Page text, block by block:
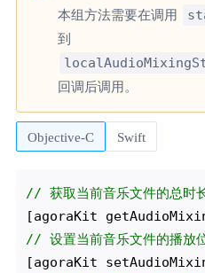
本组方法需要在调用
到
回调后调用。
Objective-C Swift
// 获取当前音乐文件的总时
// 设置当前音乐文件的播放
[agoraKit